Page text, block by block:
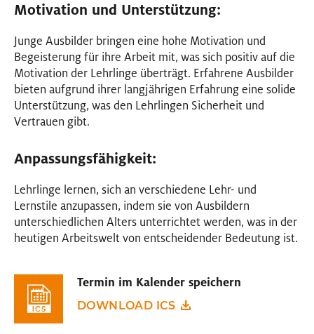
Motivation und Unterstützung:
Junge Ausbilder bringen eine hohe Motivation und
Begeisterung für ihre Arbeit mit, was sich positiv auf die
Motivation der Lehrlinge überträgt. Erfahrene Ausbilder
bieten aufgrund ihrer langjährigen Erfahrung eine solide
Unterstützung, was den Lehrlingen Sicherheit und
Vertrauen gibt.
Anpassungsfähigkeit:
Lehrlinge lernen, sich an verschiedene Lehr- und
Lernstile anzupassen, indem sie von Ausbildern
unterschiedlichen Alters unterrichtet werden, was in der
heutigen Arbeitswelt von entscheidender Bedeutung ist.
Termin im Kalender speichern
DOWNLOAD ICS